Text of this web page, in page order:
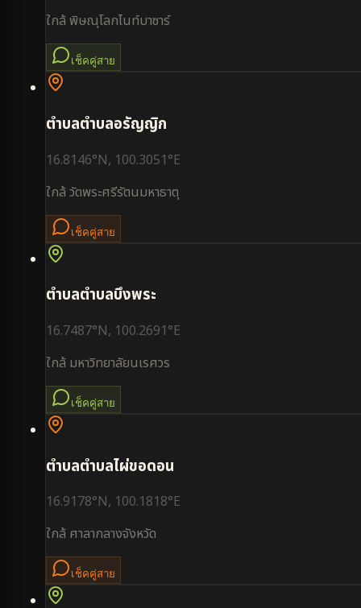
ใกล้พิษณุโลกไนท์บาซาร์
เช็คคู่สาย
ตำบลตำบลอรัญญิก
16.8146°N, 100.3051°E
ใกล้วัดพระศรีรัตนมหาธาตุ
เช็คคู่สาย
ตำบลตำบลบึงพระ
16.7487°N, 100.2691°E
ใกล้ มหาวิทยาลัยนเรศวร
เช็คคู่สาย
ตำบลตำบลไผ่ขอดอน
16.9178°N, 100.1818°E
ใกล้ ศาลากลางจังหวัด
เช็คคู่สาย